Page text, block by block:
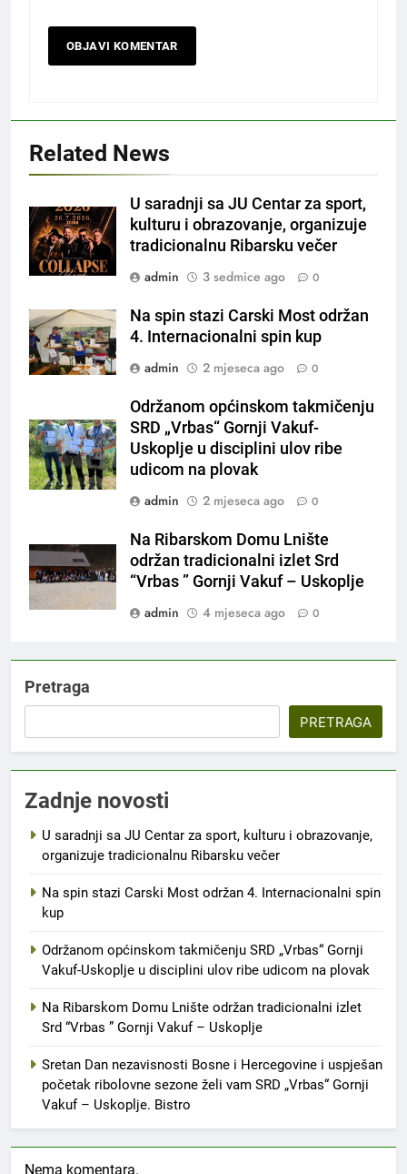
Related News
U saradnji sa JU Centar za sport,
kulturu i obrazovanje, organizuje
tradicionalnu Ribarsku večer
admin
3 sedmice ago 0
Na spin stazi Carski Most održan
4. Internacionalni spin kup
admin
2 mjeseca ago 0
Održanom općinskom takmičenju
SRD „Vrbas“ Gornji Vakuf-
Uskoplje u disciplini ulov ribe
udicom na plovak
admin
2 mjeseca ago 0
Na Ribarskom Domu Lnište
održan tradicionalni izlet Srd
“Vrbas ” Gornji Vakuf – Uskoplje
admin
4 mjeseca ago 0
Pretraga
PRETRAGA
Zadnje novosti
U saradnji sa JU Centar za sport, kulturu i obrazovanje,
organizuje tradicionalnu Ribarsku večer
Na spin stazi Carski Most održan 4. Internacionalni spin
kup
Održanom općinskom takmičenju SRD „Vrbas“ Gornji
Vakuf-Uskoplje u disciplini ulov ribe udicom na plovak
Na Ribarskom Domu Lnište održan tradicionalni izlet
Srd “Vrbas ” Gornji Vakuf – Uskoplje
Sretan Dan nezavisnosti Bosne i Hercegovine i uspješan
početak ribolovne sezone želi vam SRD „Vrbas“ Gornji
Vakuf – Uskoplje. Bistro
Nema komentara.